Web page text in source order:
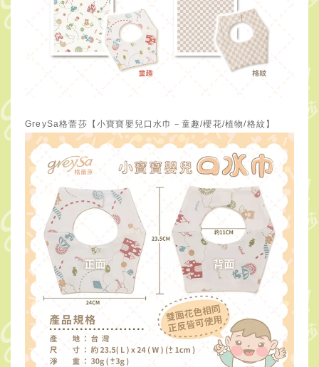
GreySa格蕾莎【小寶寶嬰兒口水巾－童趣/櫻花/植物/格紋】